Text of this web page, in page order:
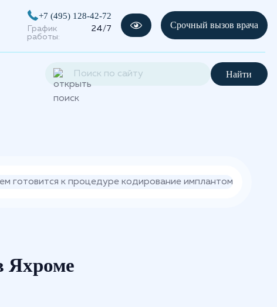
+7 (495) 128-42-72
График
работы:
24/7 Срочный вызов врача
Найти
Яхроме